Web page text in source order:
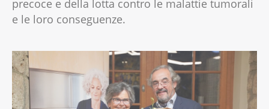
precoce e della lotta contro le malattie tumorali
e le loro conseguenze.